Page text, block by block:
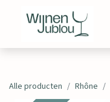
Alle producten Rhône